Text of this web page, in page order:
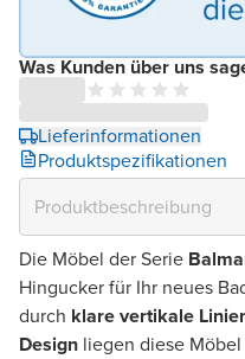
Was Kunden über uns
Lieferinformationen
Produktspezifikationen
Die Möbel der Serie
Hingucker für Ihr neues
durch klare vertikale
Design liegen diese